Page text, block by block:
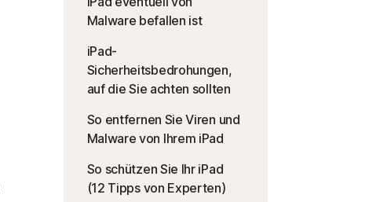
Malware befallen ist
iPad-
Sicherheitsbedrohungen,
auf die Sie achten sollten
So entfernen Sie Viren und
Malware von Ihrem iPad
So schützen Sie Ihr iPad
(12 Tipps von Experten)